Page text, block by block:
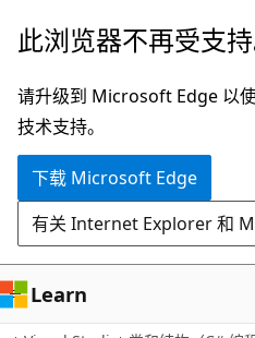
跳
主
要
内
此浏览器不再受支持
请升级到 Microsoft Edge 以
技术支持。
下载 Microsoft Edge
有关 Internet Explorer 和
Learn